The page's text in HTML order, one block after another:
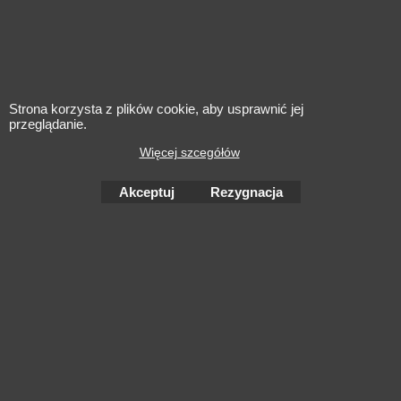
Strona korzysta z plików cookie, aby usprawnić jej
przeglądanie.
Więcej szcegółów
Akceptuj Rezygnacja